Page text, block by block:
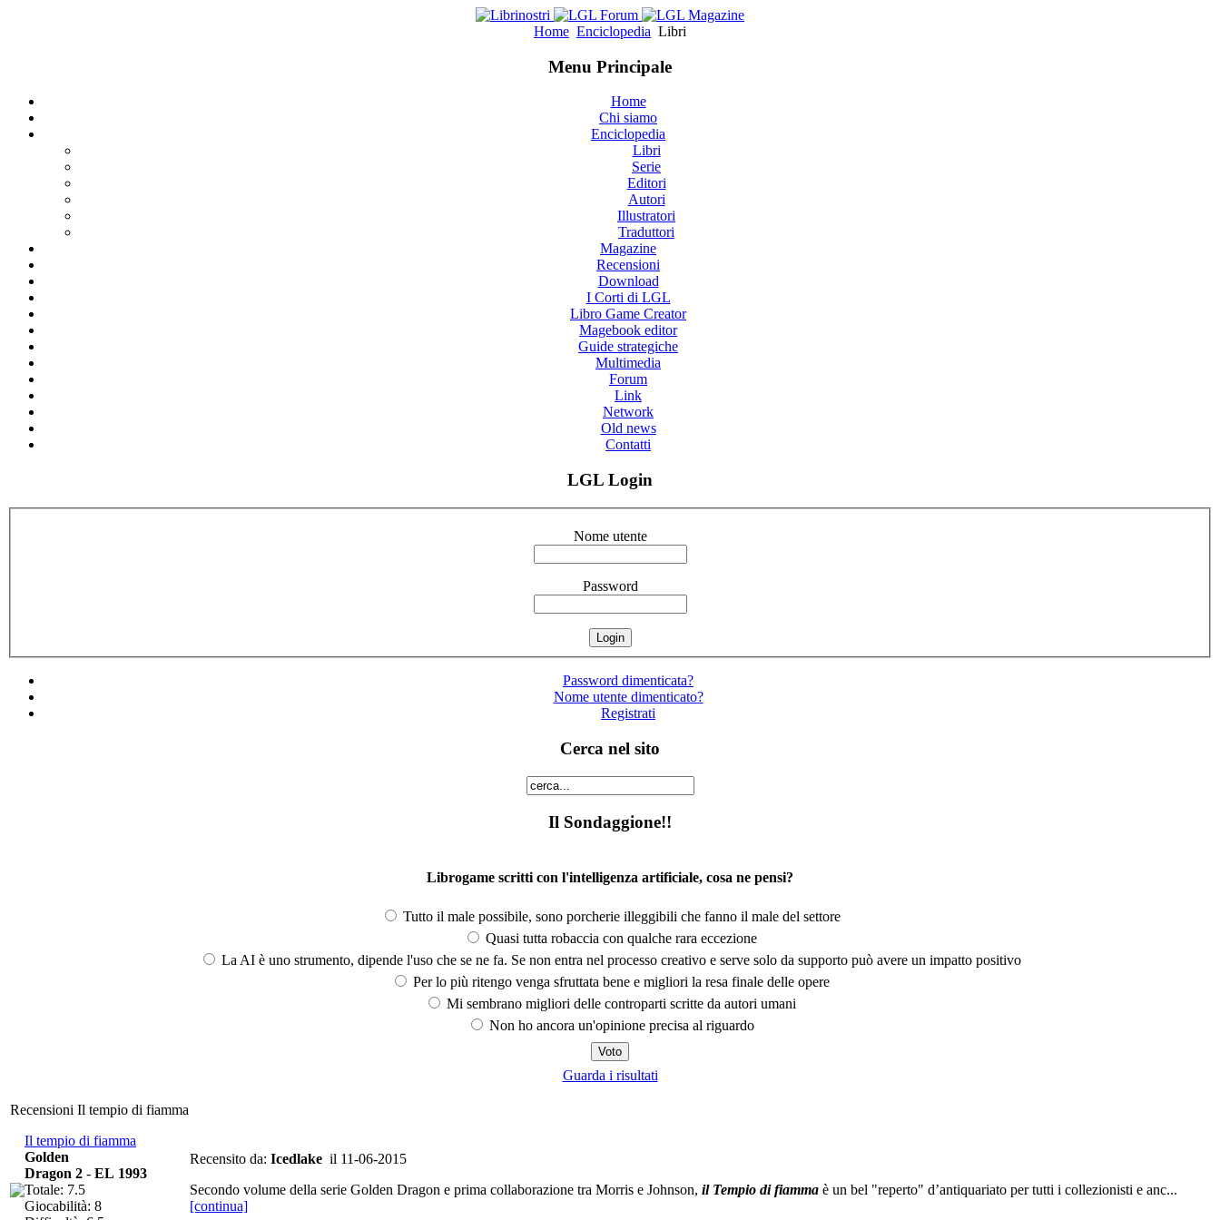
Home Enciclopedia Libri
Menu Principale
Home
Chi siamo
Enciclopedia
Libri
Serie
Editori
Autori
Illustratori
Traduttori
Magazine
Recensioni
Download
I Corti di LGL
Libro Game Creator
Magebook editor
Guide strategiche
Multimedia
Forum
Link
Network
Old news
Contatti
LGL Login
Nome utente
Password
Password dimenticata?
Nome utente dimenticato?
Registrati
Cerca nel sito
Il Sondaggione!!
Librogame scritti con l'intelligenza artificiale, cosa ne pensi?
Tutto il male possibile, sono porcherie illeggibili che fanno il male del settore
Quasi tutta robaccia con qualche rara eccezione
La AI è uno strumento, dipende l'uso che se ne fa. Se non entra nel processo creativo e serve solo da supporto può avere un impatto positivo
Per lo più ritengo venga sfruttata bene e migliori la resa finale delle opere
Mi sembrano migliori delle controparti scritte da autori umani
Non ho ancora un'opinione precisa al riguardo
Guarda i risultati
Recensioni Il tempio di fiamma
Il tempio di fiamma
Recensito da: Icedlake il 11-06-2015
Secondo volume della serie Golden Dragon e prima collaborazione tra Morris e Johnson, il Tempio di fiamma è un bel "reperto" d’antiquariato per tutti i collezionisti e anc...
[continua]
Golden
Dragon 2 - EL 1993
Totale: 7.5
Giocabilità: 8